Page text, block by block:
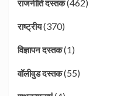
राजनीति दस्तक(462)
राष्ट्रीय(370)
विज्ञापन दस्तक(1)
वॉलीवुड दस्तक(55)